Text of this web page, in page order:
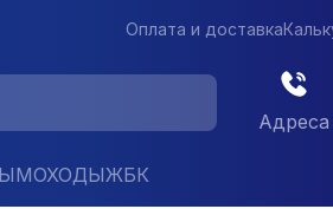
Оплата и доставка
Адреса
ЖБК